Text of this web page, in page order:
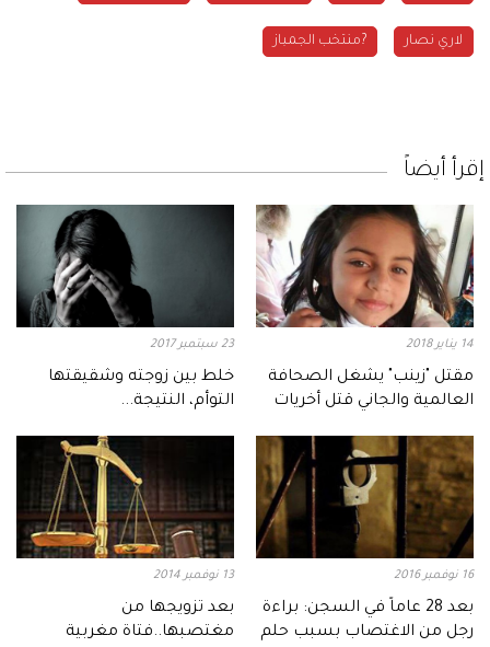
لاري نصار ?منتخب الجمباز
إقرأ أيضاً
14 يناير 2018
مقتل "زينب" يشغل الصحافة
العالمية والجاني قتل أخريات
23 سبتمبر 2017
خلط بين زوجته وشقيقتها
التوأم، النتيجة...
16 نوفمبر 2016
بعد 28 عاماً في السجن: براءة
رجل من الاغتصاب بسبب حلم
13 نوفمبر 2014
بعد تزويجها من
مغتصبها..فتاة مغربية